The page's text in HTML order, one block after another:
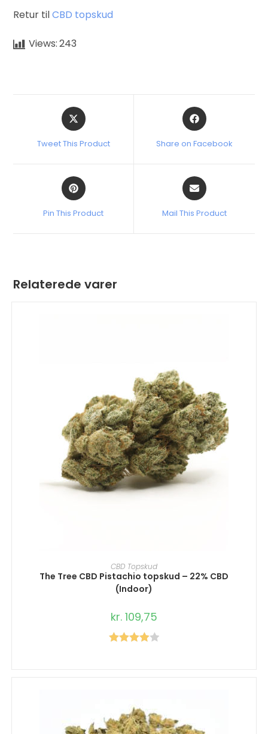
Retur tilCBD topskud
Views:243
Tweet This Product Share on Facebook
Pin This Product Mail This Product
Relaterede varer
VÆLG MULIGHEDER
CBD Topskud
The Tree CBD Pistachio topskud – 22% CBD
(Indoor)
kr. 109,75